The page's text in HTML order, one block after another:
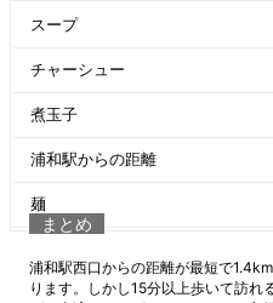
スープ
チャーシュー
煮玉子
浦和駅からの距離
麺
まとめ
浦和駅西口からの距離が最短で
ります。しかし15分以上歩いて訪れ